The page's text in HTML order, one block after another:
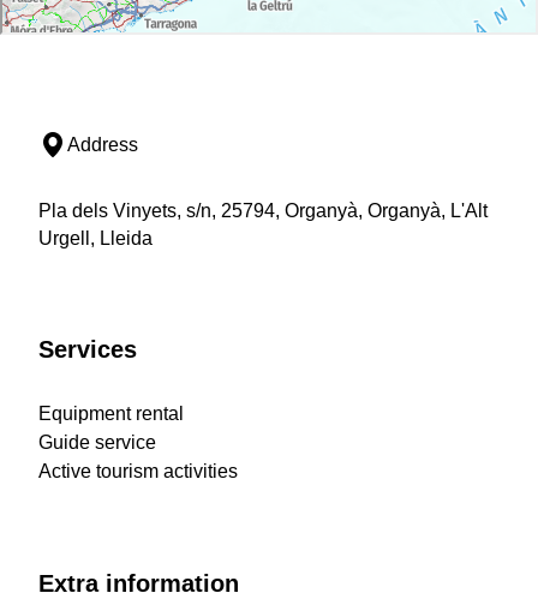
Address
Pla dels Vinyets, s/n, 25794, Organyà, Organyà, L'Alt
Urgell, Lleida
Services
Equipment rental
Guide service
Active tourism activities
Extra information